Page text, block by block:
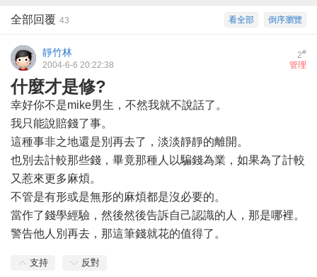
倒序瀏覽
看全部
全部回覆 43
2#
靜竹林
管理
2004-6-6 20:22:38
什麼才是修?
幸好你不是mike男生，不然我就不說話了。
我只能說賠錢了事。
這種事非之地還是別再去了，淡淡靜靜的離開。
也別去計較那些錢，畢竟那種人以騙錢為業，如果為了計較
又惹來更多麻煩。
不管是有形或是無形的麻煩都是沒必要的。
當作了錢學經驗，然後然後告訴自己認識的人，那是哪裡。
警告他人別再去，那這筆錢就花的值得了。
支持 反對